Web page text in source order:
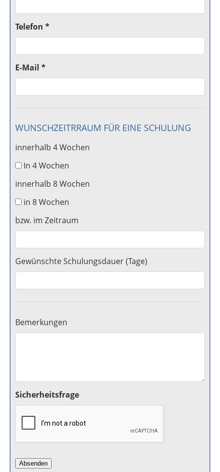
Telefon *
E-Mail *
WUNSCHZEITRRAUM FÜR EINE SCHULUNG
innerhalb 4 Wochen
In 4 Wochen
innerhalb 8 Wochen
in 8 Wochen
bzw. im Zeitraum
Gewünschte Schulungsdauer (Tage)
Bemerkungen
Sicherheitsfrage